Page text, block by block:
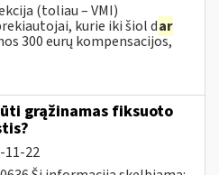
(toliau – VMI)
kurie iki šiol dar
300 eurų kompensacijos,
grąžinamas fiksuoto
11-22